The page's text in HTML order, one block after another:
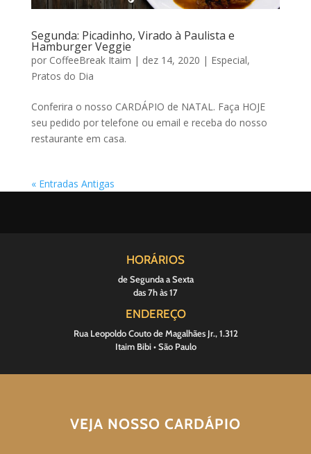
Segunda: Picadinho, Virado à Paulista e
Hamburger Veggie
por CoffeeBreak Itaim | dez 14, 2020 | Especial,
Pratos do Dia
Conferira o nosso CARDÁPIO de NATAL. Faça HOJE
seu pedido por telefone ou email e receba do nosso
restaurante em casa.
« Entradas Antigas
HORÁRIOS
de Segunda a Sexta
das 7h às 17
ENDEREÇO
Rua Leopoldo Couto de Magalhães Jr., 1.312
Itaim Bibi • São Paulo
VEJA NOSSO CARDÁPIO